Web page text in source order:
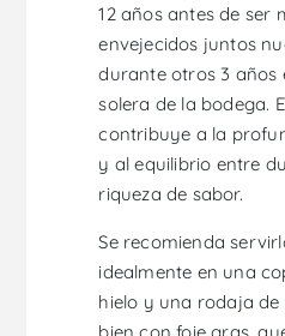
12 años antes de ser
envejecidos juntos
durante otros 3 años
solera de la bodega.
contribuye a la
y al equilibrio entre
riqueza de sabor.
Se recomienda
idealmente en una
hielo y una rodaja
bien con foie gras,